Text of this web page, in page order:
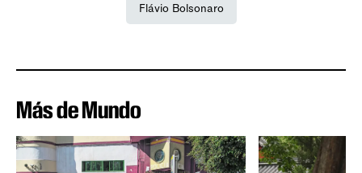
Flávio Bolsonaro
Más de Mundo